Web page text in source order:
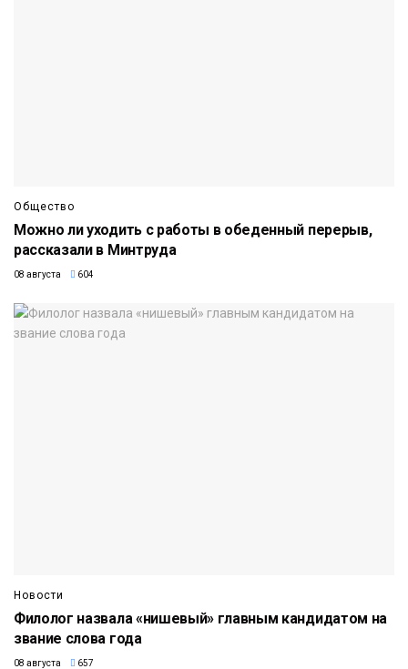
Общество
Можно ли уходить с работы в обеденный перерыв,
рассказали в Минтруда
08 августа 604
Новости
Филолог назвала «нишевый» главным кандидатом на
звание слова года
08 августа 657